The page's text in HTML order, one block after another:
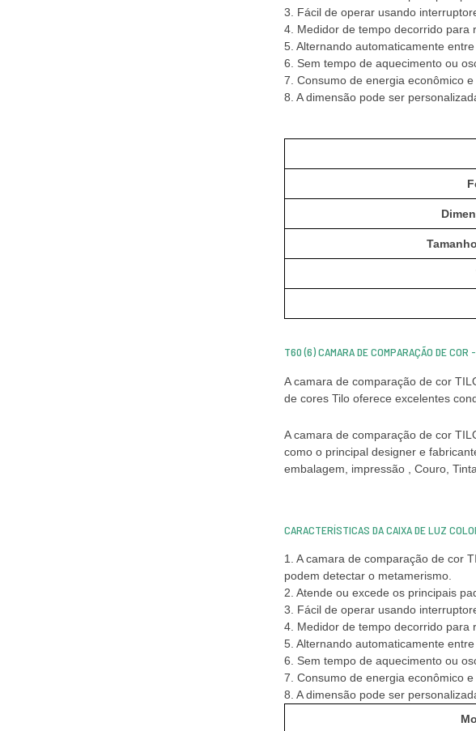
3. Fácil de operar usando
4. Medidor de tempo decorrido para
5. Alternando automaticamente
6. Sem tempo de aquecimento ou
7. Consumo de energia econômico
8. A dimensão pode ser
T60 (6) CAMARA DE COMPARAÇÃO DE
A camara de comparação de cor
de cores Tilo oferece excelentes
A camara de comparação de cor
como o principal designer e
embalagem, impressão , Couro,
CARACTERÍSTICAS DA CAIXA DE LUZ
1. A camara de comparação de cor
podem detectar o metamerismo.
2. Atende ou excede os principais
3. Fácil de operar usando
4. Medidor de tempo decorrido para
5. Alternando automaticamente
6. Sem tempo de aquecimento ou
7. Consumo de energia econômico
8. A dimensão pode ser